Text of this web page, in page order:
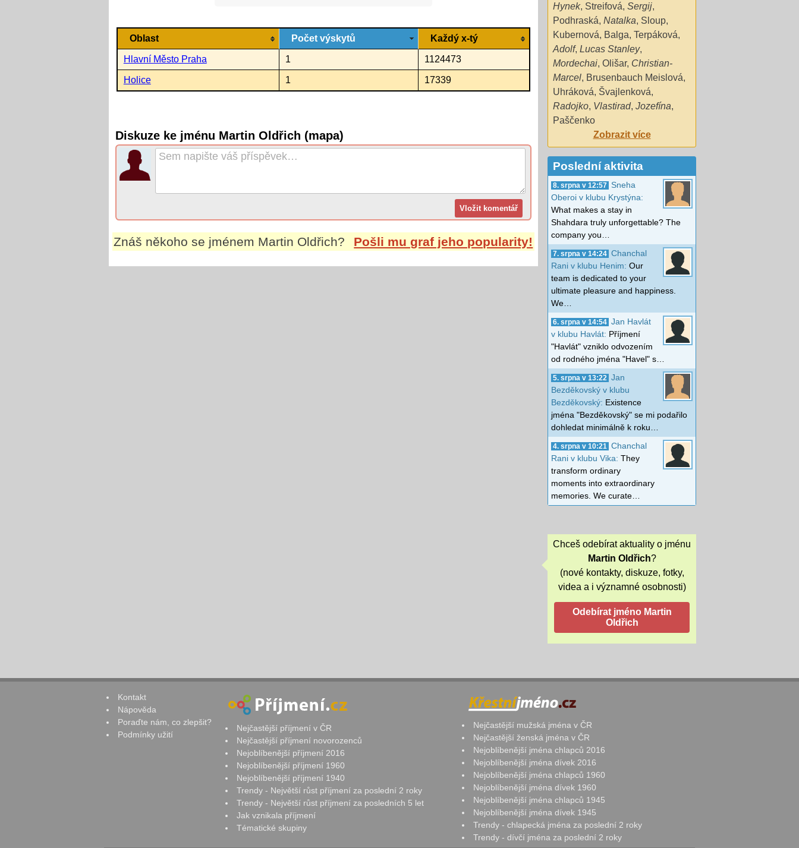
Oblast Počet výskytů Každý x-tý
Hlavní Město Praha 1 1124473
Holice 1 17339
Diskuze ke jménu Martin Oldřich (mapa)
Znáš někoho se jménem Martin Oldřich? Pošli mu graf jeho popularity!
Hynek, Streifová, Sergij,
Podhraská, Natalka, Sloup,
Kubernová, Balga, Terpáková,
Adolf, Lucas Stanley,
Mordechai, Olišar, Christian-
Marcel, Brusenbauch Meislová,
Uhráková, Švajlenková,
Radojko, Vlastirad, Jozefína,
Paščenko
Zobrazit více
Poslední aktivita
8. srpna v 12:57
Sneha
Oberoi v klubu Krystýna:
What makes a stay in
Shahdara truly unforgettable? The
company you…
7. srpna v 14:24 Chanchal
Rani v klubu Henim: Our
team is dedicated to your
ultimate pleasure and happiness.
We…
6. srpna v 14:54 Jan Havlát
v klubu Havlát: Příjmení
"Havlát" vzniklo odvozením
od rodného jména "Havel" s…
5. srpna v 13:22
Jan
Bezděkovský v klubu
Bezděkovský: Existence
jména "Bezděkovský" se mi podařilo
dohledat minimálně k roku…
4. srpna v 10:21
Chanchal
Rani v klubu Vika: They
transform ordinary
moments into extraordinary
memories. We curate…
Chceš odebírat aktuality o jménu
Martin Oldřich?
(nové kontakty, diskuze, fotky,
videa a i významné osobnosti)
Kontakt
Nápověda
Poraďte nám, co zlepšit?
Podmínky užití
Nejčastější příjmení v ČR
Nejčastější příjmení novorozenců
Nejoblíbenější příjmení 2016
Nejoblíbenější příjmení 1960
Nejoblíbenější příjmení 1940
Trendy - Největší růst příjmení za poslední 2 roky
Trendy - Největší růst příjmení za posledních 5 let
Jak vznikala příjmení
Tématické skupiny
Nejčastější mužská jména v ČR
Nejčastější ženská jména v ČR
Nejoblíbenější jména chlapců 2016
Nejoblíbenější jména dívek 2016
Nejoblíbenější jména chlapců 1960
Nejoblíbenější jména dívek 1960
Nejoblíbenější jména chlapců 1945
Nejoblíbenější jména dívek 1945
Trendy - chlapecká jména za poslední 2 roky
Trendy - dívčí jména za poslední 2 roky